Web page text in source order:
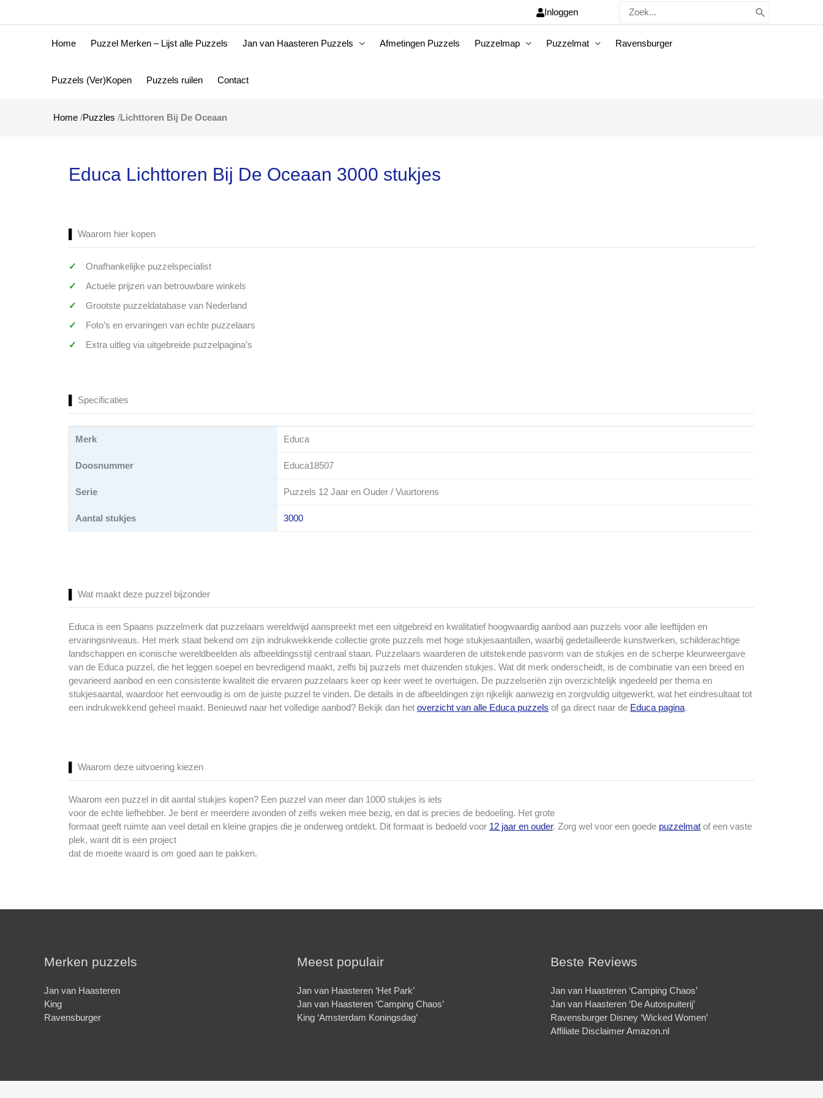
Inloggen
Zoeken
naar:
Home Puzzel Merken – Lijst alle Puzzels Jan van Haasteren Puzzels Afmetingen Puzzels Puzzelmap Puzzelmat Ravensburger
Puzzels (Ver)Kopen Puzzels ruilen Contact
Home /Puzzles /Lichttoren Bij De Oceaan
Educa Lichttoren Bij De Oceaan 3000 stukjes
Waarom hier kopen
Onafhankelijke puzzelspecialist
Actuele prijzen van betrouwbare winkels
Grootste puzzeldatabase van Nederland
Foto’s en ervaringen van echte puzzelaars
Extra uitleg via uitgebreide puzzelpagina’s
Specificaties
Merk Educa
Doosnummer Educa18507
Serie Puzzels 12 Jaar en Ouder / Vuurtorens
Aantal stukjes 3000
Wat maakt deze puzzel bijzonder
Educa is een Spaans puzzelmerk dat puzzelaars wereldwijd aanspreekt met een uitgebreid en kwalitatief hoogwaardig aanbod aan puzzels voor alle leeftijden en
ervaringsniveaus. Het merk staat bekend om zijn indrukwekkende collectie grote puzzels met hoge stukjesaantallen, waarbij gedetailleerde kunstwerken, schilderachtige
landschappen en iconische wereldbeelden als afbeeldingsstijl centraal staan. Puzzelaars waarderen de uitstekende pasvorm van de stukjes en de scherpe kleurweergave
van de Educa puzzel, die het leggen soepel en bevredigend maakt, zelfs bij puzzels met duizenden stukjes. Wat dit merk onderscheidt, is de combinatie van een breed en
gevarieerd aanbod en een consistente kwaliteit die ervaren puzzelaars keer op keer weet te overtuigen. De puzzelseriën zijn overzichtelijk ingedeeld per thema en
stukjesaantal, waardoor het eenvoudig is om de juiste puzzel te vinden. De details in de afbeeldingen zijn rijkelijk aanwezig en zorgvuldig uitgewerkt, wat het eindresultaat tot
een indrukwekkend geheel maakt. Benieuwd naar het volledige aanbod? Bekijk dan het overzicht van alle Educa puzzels of ga direct naar de Educa pagina.
Waarom deze uitvoering kiezen
Waarom een puzzel in dit aantal stukjes kopen? Een puzzel van meer dan 1000 stukjes is iets
voor de echte liefhebber. Je bent er meerdere avonden of zelfs weken mee bezig, en dat is precies de bedoeling. Het grote
formaat geeft ruimte aan veel detail en kleine grapjes die je onderweg ontdekt. Dit formaat is bedoeld voor 12 jaar en ouder. Zorg wel voor een goede puzzelmat of een vaste
plek, want dit is een project
dat de moeite waard is om goed aan te pakken.
Merken puzzels
Jan van Haasteren
King
Ravensburger
Meest populair
Jan van Haasteren ‘Het Park’
Jan van Haasteren ‘Camping Chaos’
King ‘Amsterdam Koningsdag’
Beste Reviews
Jan van Haasteren ‘Camping Chaos’
Jan van Haasteren ‘De Autospuiterij’
Ravensburger Disney ‘Wicked Women’
Affiliate Disclaimer Amazon.nl